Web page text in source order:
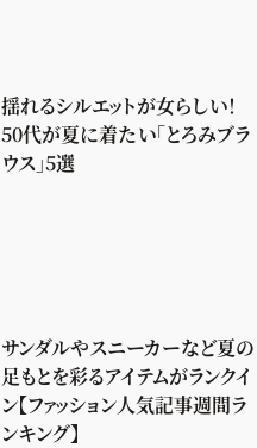
揺れるシルエットが女らしい！
50代が夏に着たい「とろみブラ
ウス」5選
サンダルやスニーカーなど夏の
足もとを彩るアイテムがランクイ
ン【ファッション人気記事週間ラ
ンキング】